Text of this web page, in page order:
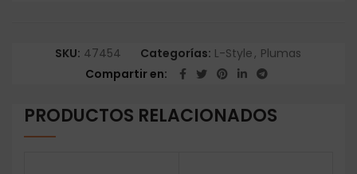
SKU: 47454 Categorías: L-Style, Plumas
Compartir en
PRODUCTOS RELACIONADOS